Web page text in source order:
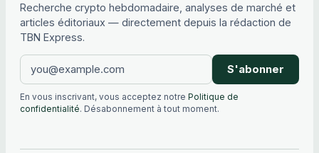
Recherche crypto hebdomadaire, analyses de marché et
articles éditoriaux — directement depuis la rédaction de
TBN Express.
S'abonner
En vous inscrivant, vous acceptez notre Politique de
confidentialité. Désabonnement à tout moment.